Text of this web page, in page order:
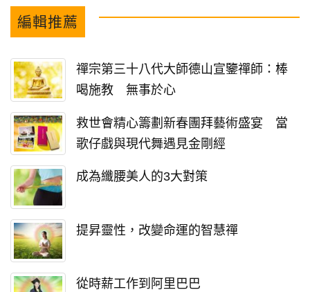
編輯推薦
禪宗第三十八代大師德山宣鑒禪師：棒
喝施教 無事於心
救世會精心籌劃新春團拜藝術盛宴 當
歌仔戲與現代舞遇見金剛經
成為纖腰美人的3大對策
提昇靈性，改變命運的智慧禪
從時薪工作到阿里巴巴